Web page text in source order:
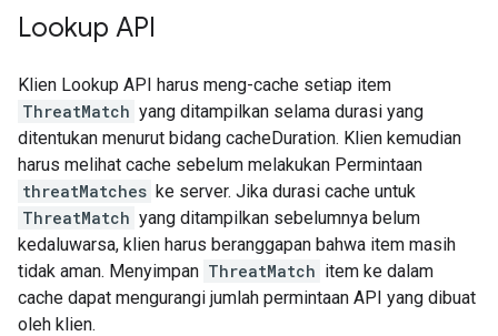
Lookup API
Klien Lookup API harus meng-cache setiap item
ThreatMatch yang ditampilkan selama durasi yang
ditentukan menurut bidang cacheDuration. Klien kemudian
harus melihat cache sebelum melakukan Permintaan
threatMatches ke server. Jika durasi cache untuk
ThreatMatch yang ditampilkan sebelumnya belum
kedaluwarsa, klien harus beranggapan bahwa item masih
tidak aman. Menyimpan ThreatMatch item ke dalam
cache dapat mengurangi jumlah permintaan API yang dibuat
oleh klien.